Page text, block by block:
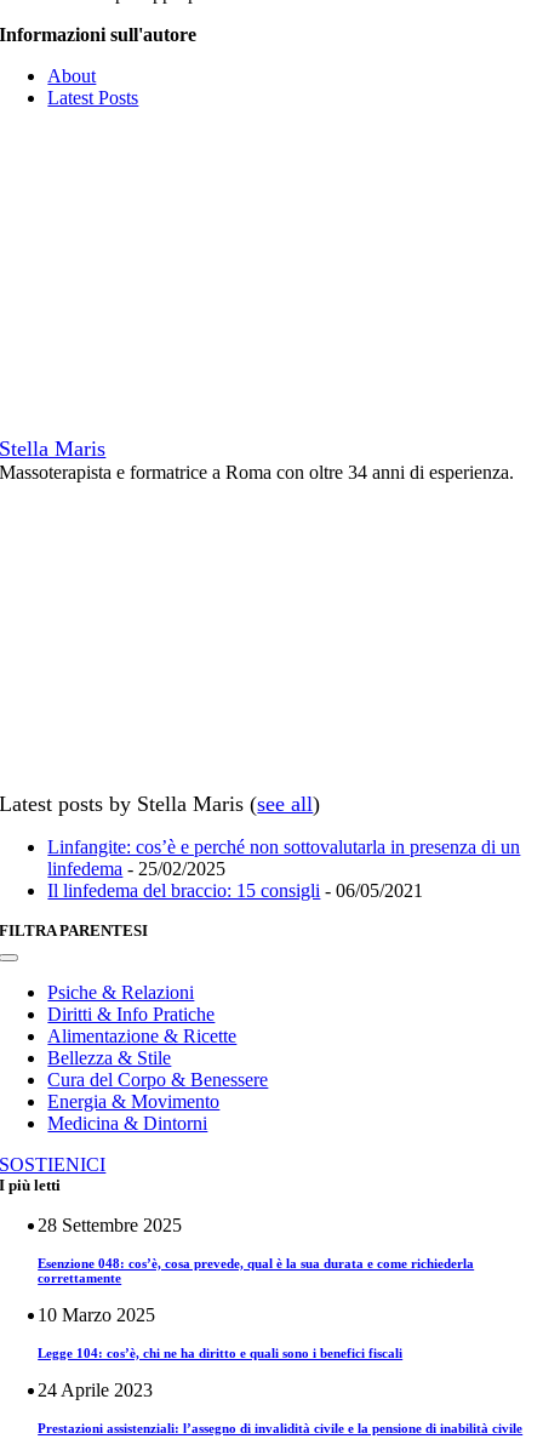
Informazioni sull'autore
About
Latest Posts
Stella Maris
Massoterapista e formatrice a Roma con oltre 34 anni di esperienza.
Latest posts by Stella Maris(see all)
Linfangite: cos’è e perché non sottovalutarla in presenza di un
linfedema - 25/02/2025
Il linfedema del braccio: 15 consigli - 06/05/2021
FILTRA PARENTESI
Toggle
NavigationPsiche & Relazioni
Diritti & Info Pratiche
Alimentazione & Ricette
Bellezza & Stile
Cura del Corpo & Benessere
Energia & Movimento
Medicina & Dintorni
SOSTIENICI
I più letti
28 Settembre 2025
Esenzione 048: cos’è, cosa prevede, qual è la sua durata e come richiederla
correttamente
10 Marzo 2025
Legge 104: cos’è, chi ne ha diritto e quali sono i benefici fiscali
24 Aprile 2023
Prestazioni assistenziali: l’assegno di invalidità civile e la pensione di inabilità civile